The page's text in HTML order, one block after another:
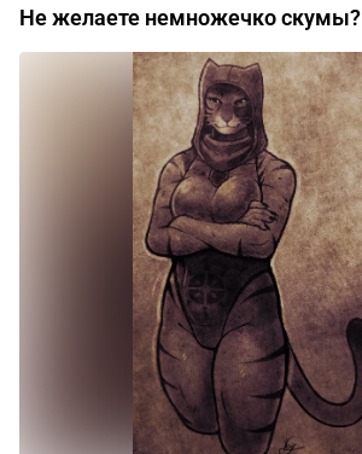
Не желаете немножечко скумы?